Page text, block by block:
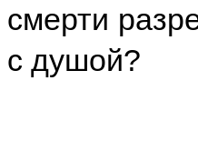
смерти
с душой?